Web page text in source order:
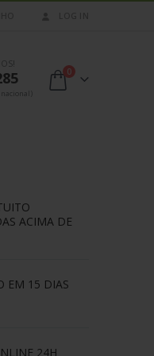
0
ACIMA DE
EM 15 DIAS
24H